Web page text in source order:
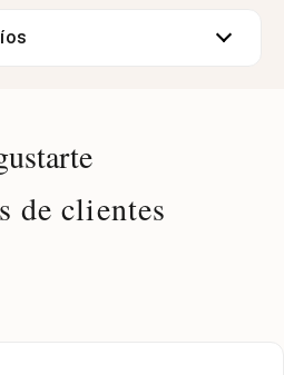
de clientes